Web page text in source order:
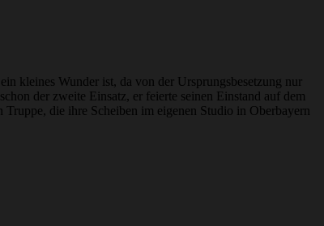
kleines Wunder ist, da von der Ursprungsbesetzung nur
der zweite Einsatz, er feierte seinen Einstand auf dem
die ihre Scheiben im eigenen Studio in Oberbayern